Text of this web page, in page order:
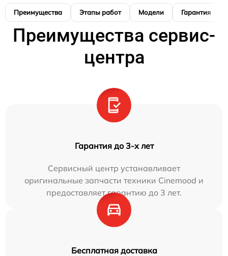
Преимущества Этапы работ Модели Гарантия
Преимущества сервис-
центра
Гарантия до 3-х лет
Сервисный центр устанавливает
оригинальные запчасти техники Cinemood и
предоставляет гарантию до 3 лет.
Бесплатная доставка